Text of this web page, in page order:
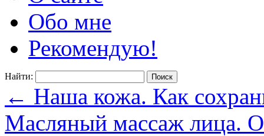
Обо мне
Рекомендую!
Найти:
← Наша кожа. Как
Масляный массаж лица.